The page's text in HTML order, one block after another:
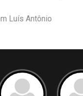
Luís Antônio